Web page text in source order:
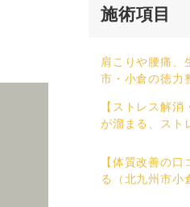
施術項目
肩こりや腰痛、
市・小倉の徳力
【ストレス解
が溜まる、スト
【体質改善の
る（北九州市小